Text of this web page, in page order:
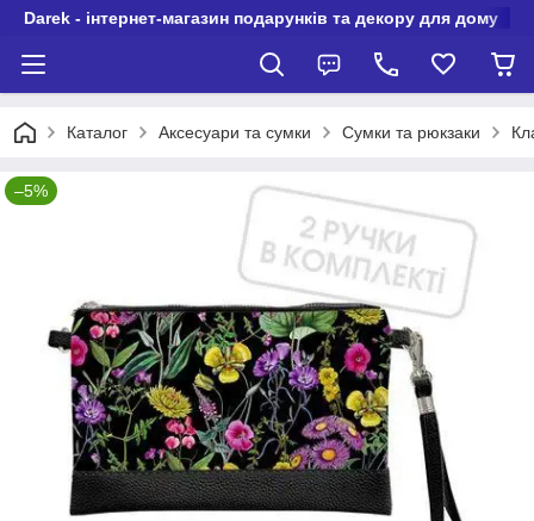
Darek - інтернет-магазин подарунків та декору для дому
Каталог Аксесуари та сумки Сумки та рюкзаки
–5%